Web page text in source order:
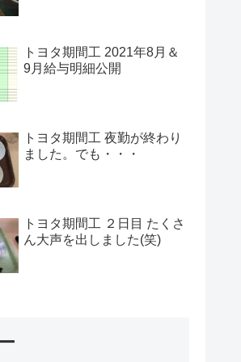
トヨタ期間工 2021年8月＆
9月給与明細公開
トヨタ期間工 夜勤が終わり
ました。でも・・・
トヨタ期間工 ２日目 たくさ
ん大声を出しました(笑)